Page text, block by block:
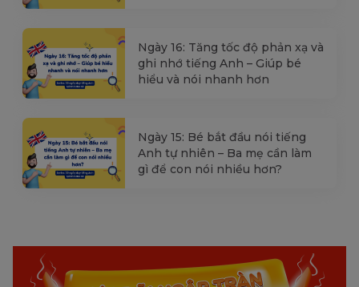
Ngày 16: Tăng tốc độ phản xạ và
ghi nhớ tiếng Anh – Giúp bé
hiểu và nói nhanh hơn
Ngày 15: Bé bắt đầu nói tiếng
Anh tự nhiên – Ba mẹ cần làm
gì để con nói nhiều hơn?